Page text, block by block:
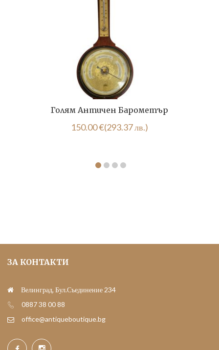
Голям Античен Барометър
150.00€(293.37 лв.)
ЗА КОНТАКТИ
Велинград, Бул.Съединение 234
0887 38 00 88
office@antiqueboutique.bg